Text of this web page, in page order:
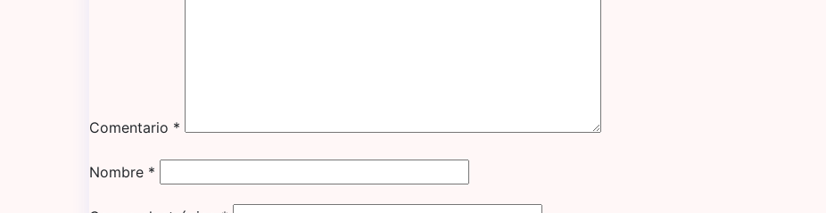
r
a
Comentario *
Nombre *